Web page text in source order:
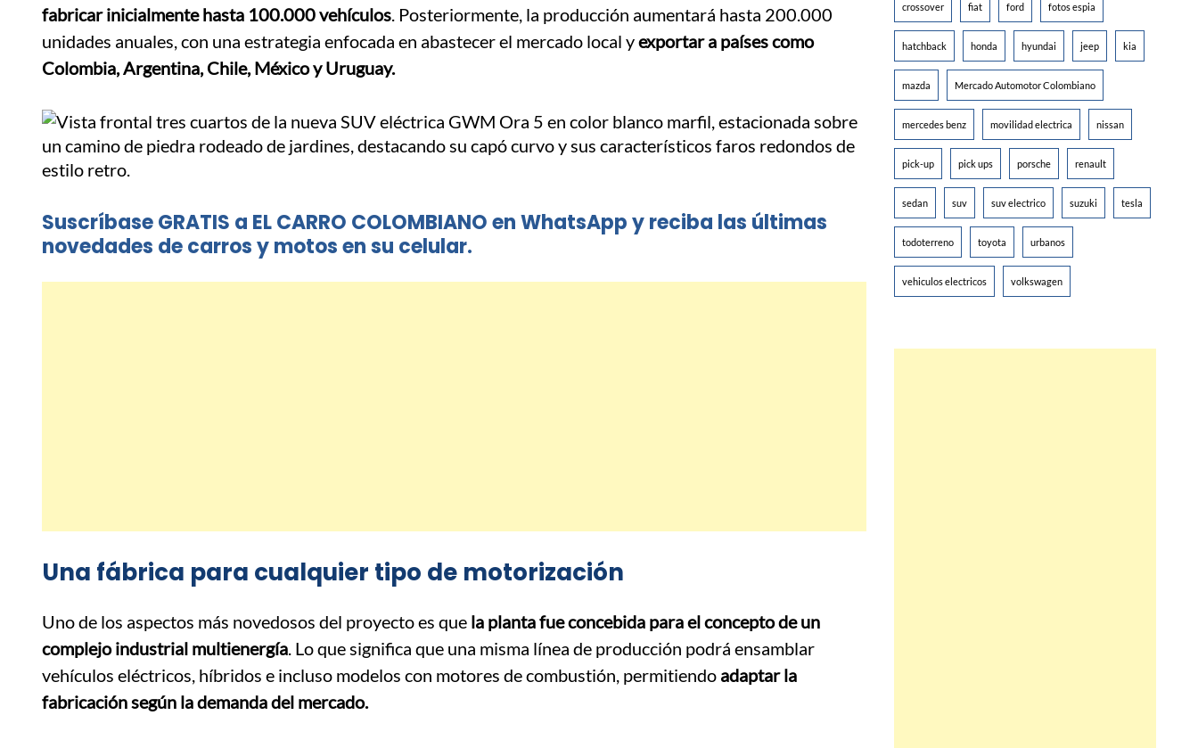
fabricar inicialmente hasta 100.000 vehículos. Posteriormente, la producción aumentará hasta 200.000
unidades anuales, con una estrategia enfocada en abastecer el mercado local yexportar a países como
Colombia, Argentina, Chile, México y Uruguay.
Suscríbase GRATIS a EL CARRO COLOMBIANO en WhatsApp y reciba las últimas
novedades de carros y motos en su celular.
Una fábrica para cualquier tipo de motorización
Uno de los aspectos más novedosos del proyecto es que la planta fue concebida para el concepto de un
complejo industrial multienergía. Lo que significa que una misma línea de producción podrá ensamblar
vehículos eléctricos, híbridos e incluso modelos con motores de combustión, permitiendo adaptar la
fabricación según la demanda del mercado.
crossover fiat ford fotos espia
hatchback honda hyundai jeep kia
mazda Mercado Automotor Colombiano
mercedes benz movilidad electrica nissan
pick-up pick ups porsche renault
sedan suv suv electrico suzuki tesla
todoterreno toyota urbanos
vehiculos electricos volkswagen